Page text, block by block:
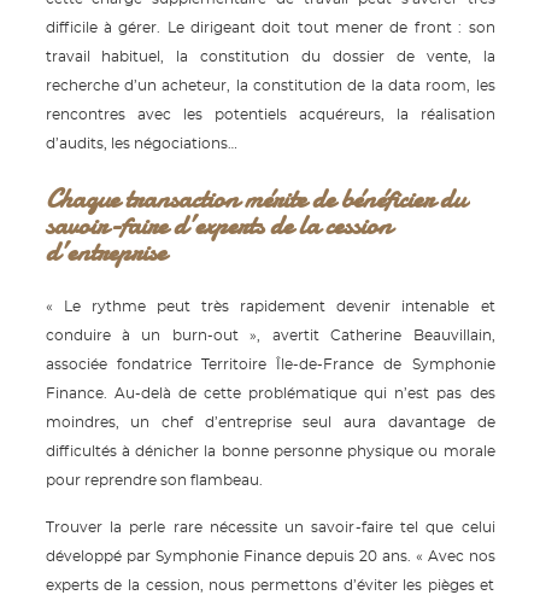
difficile à gérer. Le dirigeant doit tout mener de front : son
travail habituel, la constitution du dossier de vente, la
recherche d’un acheteur, la constitution de la data room, les
rencontres avec les potentiels acquéreurs, la réalisation
d’audits, les négociations…
Chaque transaction mérite de bénéficier du
savoir-faire d’experts de la cession
d’entreprise
« Le rythme peut très rapidement devenir intenable et
conduire à un burn-out », avertit Catherine Beauvillain,
associée fondatrice Territoire Île-de-France de Symphonie
Finance. Au-delà de cette problématique qui n’est pas des
moindres, un chef d’entreprise seul aura davantage de
difficultés à dénicher la bonne personne physique ou morale
pour reprendre son flambeau.
Trouver la perle rare nécessite un savoir-faire tel que celui
développé par Symphonie Finance depuis 20 ans. « Avec nos
experts de la cession, nous permettons d’éviter les pièges et